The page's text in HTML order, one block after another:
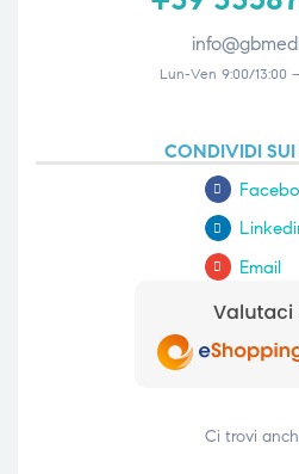
Lun-Ven 9:00/13:00
CONDIVIDI
Email
Ci trovi